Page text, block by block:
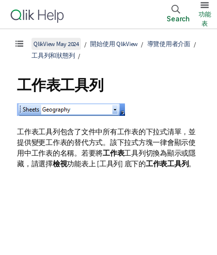
Search
功能
表
QlikView May 2024 開始使用 QlikView
導覽使用者介面
工具列和狀態列
工作表工具列
工作表工具列包含了文件中所有工作表的下拉式清單，並
提供變更工作表的替代方式。該下拉式方塊一律會顯示使
用中工作表的名稱。若要將工作表工具列切換為顯示或隱
藏，請選擇檢視功能表上 [工具列] 底下的工作表工具列。